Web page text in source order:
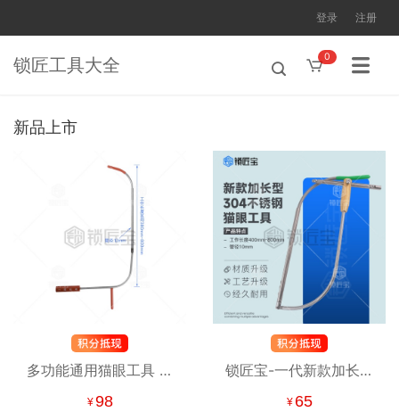
登录 注册
锁匠工具大全 0
新品上市
多功能通用猫眼工具 不
锈钢加长杆 机械锁智能
¥98
锁匠宝-一代新款加长型
304不锈钢猫眼工具
¥ 65